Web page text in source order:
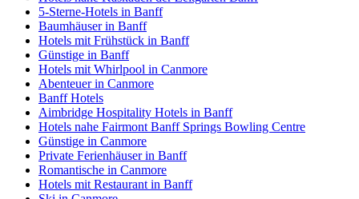
5-Sterne-Hotels in Banff
Baumhäuser in Banff
Hotels mit Frühstück in Banff
Günstige in Banff
Hotels mit Whirlpool in Canmore
Abenteuer in Canmore
Banff Hotels
Aimbridge Hospitality Hotels in Banff
Hotels nahe Fairmont Banff Springs Bowling Centre
Günstige in Canmore
Private Ferienhäuser in Banff
Romantische in Canmore
Hotels mit Restaurant in Banff